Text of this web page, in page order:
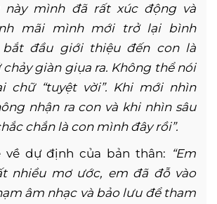
này mình đã rất xúc động và
mãi mình mới trở lại bình
bắt đầu giới thiệu đến con là
giàn giụa ra. Không thể nói
chữ “tuyệt vời”. Khi mới nhìn
nhận ra con và khi nhìn sâu
chắn là con mình đây rồi”.
về dự định của bản thân: “Em
nhiều mơ ước, em đã đỗ vào
âm nhạc và bảo lưu để tham